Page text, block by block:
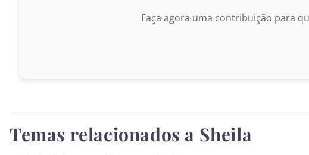
Faça agora uma contribuição para
Temas relacionados a Sheila